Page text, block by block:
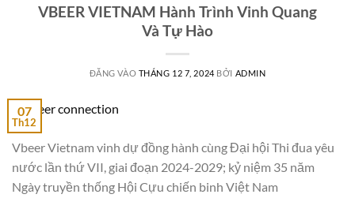
VBEER VIETNAM Hành Trình Vinh Quang
Và Tự Hào
ĐĂNG VÀO THÁNG 12 7, 2024 BỞI ADMIN
07
Th12
Vbeer Vietnam vinh dự đồng hành cùng Đại hội Thi đua yêu
nước lần thứ VII, giai đoạn 2024-2029; kỷ niệm 35 năm
Ngày truyền thống Hội Cựu chiến binh Việt Nam